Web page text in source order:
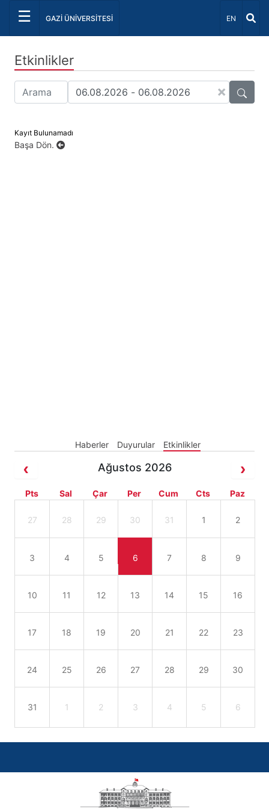
☰ GAZİ ÜNİVERSİTESİ Dil Seçiniz
EN
Etkinlikler
×
Kayıt Bulunamadı
Başa Dön.
Haberler Duyurular Etkinlikler
Ağustos 2026
Pts Sal Çar Per Cum Cts Paz
27 28 29 30 31 1 2
3 4 5 6 7 8 9
10 11 12 13 14 15 16
17 18 19 20 21 22 23
24 25 26 27 28 29 30
31 1 2 3 4 5 6